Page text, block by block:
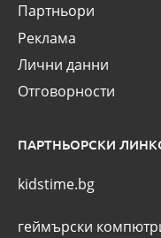
Партньори
Реклама
Лични данни
Отговорности
ПАРТНЬОРСКИ
kidstime.bg
геймърски